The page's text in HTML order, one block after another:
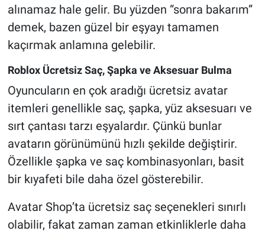
alınamaz hale gelir. Bu yüzden “sonra bakarım”
demek, bazen güzel bir eşyayı tamamen
kaçırmak anlamına gelebilir.
Roblox Ücretsiz Saç, Şapka ve Aksesuar Bulma
Oyuncuların en çok aradığı ücretsiz avatar
itemleri genellikle saç, şapka, yüz aksesuarı ve
sırt çantası tarzı eşyalardır. Çünkü bunlar
avatarın görünümünü hızlı şekilde değiştirir.
Özellikle şapka ve saç kombinasyonları, basit
bir kıyafeti bile daha özel gösterebilir.
Avatar Shop’ta ücretsiz saç seçenekleri sınırlı
olabilir, fakat zaman zaman etkinliklerle daha